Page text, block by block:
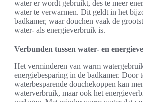
water er wordt gebruikt, des te meer
water te verwarmen. Dit geldt in het
badkamer, waar douchen vaak de
water- als energieverbruik is.
Verbunden tussen water- en
Het verminderen van warm
energiebesparing in de badkamer. Door
waterbesparende douchekoppen kan
waterverbruik, maar ook het